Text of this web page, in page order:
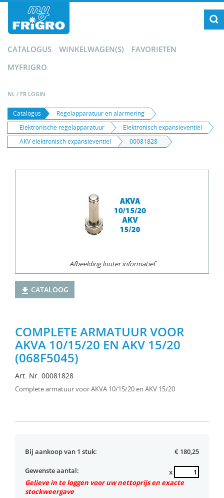
CATALOGUS WINKELWAGEN(S)
FAVORIETEN
MYFRIGRO
NL / FR LOGIN
Catalogus
Regelapparatuur en alarmering
Elektronische regelapparatuur
Elektronisch expansieventiel
AKV elektronisch expansieventiel
00081828
Afbeelding louter informatief
CATALOOG
COMPLETE ARMATUUR VOOR
AKVA 10/15/20 EN AKV 15/20
(068F5045)
Art. Nr. 00081828
Complete armatuur voor AKVA 10/15/20 en AKV 15/20
Bij aankoop van 1 stuk: € 180,25
Gewenste aantal:
x
Gelieve in te loggen voor uw nettoprijs en exacte
stockweergave